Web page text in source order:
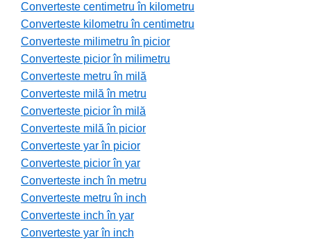
Converteste centimetru în kilometru
Converteste kilometru în centimetru
Converteste milimetru în picior
Converteste picior în milimetru
Converteste metru în milă
Converteste milă în metru
Converteste picior în milă
Converteste milă în picior
Converteste yar în picior
Converteste picior în yar
Converteste inch în metru
Converteste metru în inch
Converteste inch în yar
Converteste yar în inch